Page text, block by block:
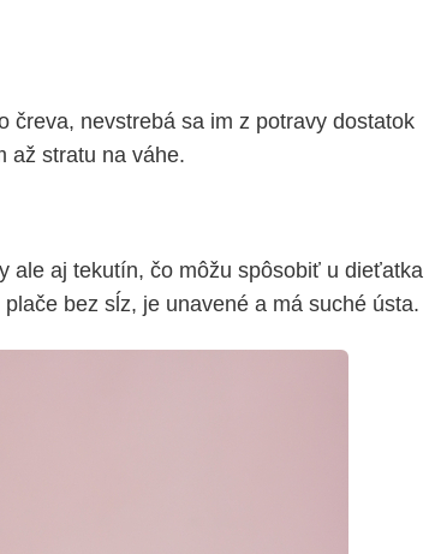
čreva, nevstrebá sa im z potravy dostatok
až stratu na váhe.
ale aj tekutín, čo môžu spôsobiť u dieťatka
bez sĺz, je unavené a má suché ústa.